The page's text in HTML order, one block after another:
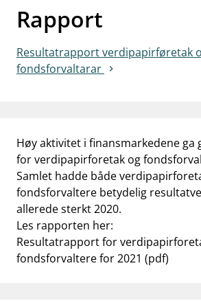
Rapport
Resultatrapport verdipapirføretak
fondsforvaltarar
Høy aktivitet i finansmarkedene ga
for verdipapirforetak og
Samlet hadde både
fondsforvaltere betydelig
allerede sterkt 2020.
Les rapporten her:
Resultatrapport for
fondsforvaltere for 2021 (pdf)